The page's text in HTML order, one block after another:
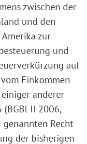
zwischen der
und den
zur
und
auf
Einkommen
anderer
(BGBl II 2006,
Recht
der bisherigen